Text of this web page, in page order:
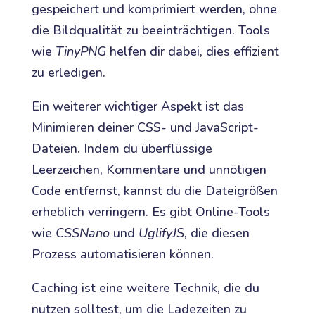
gespeichert und komprimiert werden, ohne
die Bildqualität zu beeinträchtigen. Tools
wie TinyPNGhelfen dir dabei, dies effizient
zu erledigen.
Ein weiterer wichtiger Aspekt ist das
Minimieren deiner CSS- und JavaScript-
Dateien. Indem du überflüssige
Leerzeichen, Kommentare und unnötigen
Code entfernst, kannst du die Dateigrößen
erheblich verringern. Es gibt Online-Tools
wie CSSNanound UglifyJS, die diesen
Prozess automatisieren können.
Caching ist eine weitere Technik, die du
nutzen solltest, um die Ladezeiten zu